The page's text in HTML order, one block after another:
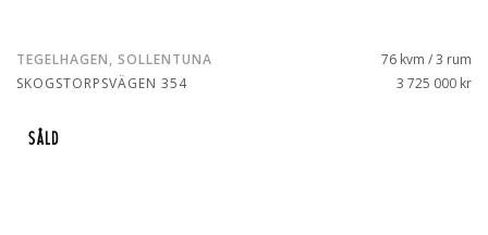
TEGELHAGEN, SOLLENTUNA
SKOGSTORPSVÄGEN 354
76 kvm / 3 rum
3 725 000 kr
SÅLD